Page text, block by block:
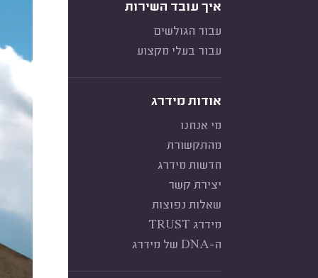
איך עובד השירות
עבור הגולשים
עבור בעלי מקצוע
אודות מידרג
מי אנחנו
מהתקשורת
חדשות מידרג
יצירת קשר
שאלות נפוצות
מידרג TRUST
ה-DNA של מידרג